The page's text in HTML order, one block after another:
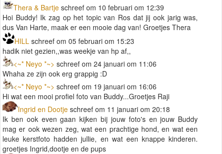
Thera & Bartje schreef om 10 februari om 12:39
Hoi Buddy! Ik zag op het topic van Ros dat jij ook jarig was,
dus Van Harte, maak er een mooie dag van! Groetjes Thera
HILL schreef om 05 februari om 15:23
hadik niet gezien,,was weekje van hp af,,
<~* Neyo *~> schreef om 24 januari om 11:06
Whaha ze zijn ook erg grappig :D
<~* Neyo *~> schreef om 19 januari om 16:06
Hi wat een mooi profiel foto van Buddy...Groetjes Raji
Ingrid en Dootje schreef om 11 januari om 20:18
Ik ben ook even gaan kijken bij jouw foto's en jouw Buddy
mag er ook wezen zeg, wat een prachtige hond, en wat een
leuke kerstfoto hadden jullie, en wat een knappe kinderen.
groetjes Ingrid,dootje en de pups